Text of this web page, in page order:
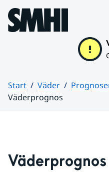
Hoppa till sidans innehåll
Start Väder
Väderprognos
Väderprognos